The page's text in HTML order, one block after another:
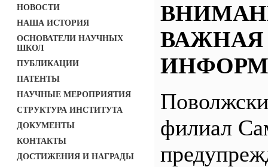
НОВОСТИ
НАША ИСТОРИЯ
ОСНОВАТЕЛИ НАУЧНЫХ
ШКОЛ
ПУБЛИКАЦИИ
ПАТЕНТЫ
НАУЧНЫЕ МЕРОПРИЯТИЯ
СТРУКТУРА ИНСТИТУТА
ДОКУМЕНТЫ
КОНТАКТЫ
ДОСТИЖЕНИЯ И НАГРАДЫ
ВАЖНАЯ
филиал